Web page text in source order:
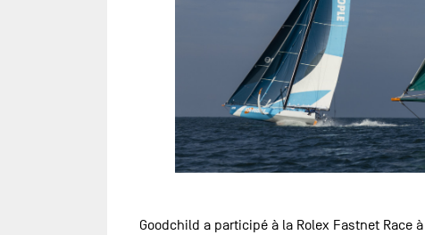
Goodchild a participé à la Rolex Fastnet